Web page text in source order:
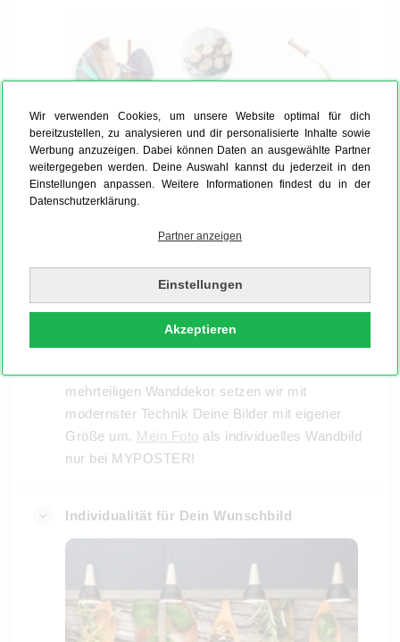
Wir verwenden Cookies, um unsere Website optimal für dich
bereitzustellen, zu analysieren und dir personalisierte Inhalte sowie
Werbung anzuzeigen. Dabei können Daten an ausgewählte Partner
weitergegeben werden. Deine Auswahl kannst du jederzeit in den
Einstellungen anpassen. Weitere Informationen findest du in der
Datenschutzerklärung.
Partner anzeigen
Einstellungen
Akzeptieren
MYPOSTER nicht nur in Standard-Formaten
umsetzen, sondern auch die eigene Größe ganz
nach Wunsch auf dem ausgesuchten Material
umsetzen. Vom Großformat bis zur kleinen
mehrteiligen Wanddekor setzen wir mit
modernster Technik Deine Bilder mit eigener
Größe um. Mein Foto als individuelles Wandbild
nur bei MYPOSTER!
Individualität für Dein Wunschbild